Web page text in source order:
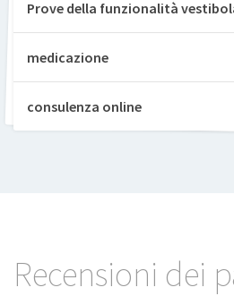
Prove della funzionalità
medicazione
consulenza online
Recensioni dei